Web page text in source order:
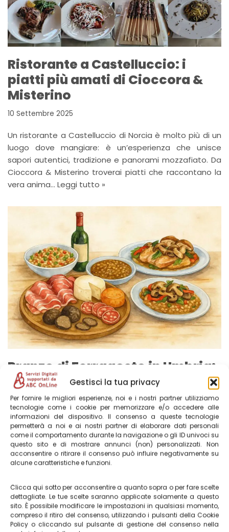
Gestisci la tua privacy
Per fornire le migliori esperienze, noi e i nostri partner utilizziamo
tecnologie come i cookie per memorizzare e/o accedere alle
informazioni del dispositivo. Il consenso a queste tecnologie
permetterà a noi e ai nostri partner di elaborare dati personali
come il comportamento durante la navigazione o gli ID univoci su
questo sito e di mostrare annunci (non) personalizzati. Non
acconsentire o ritirare il consenso può influire negativamente su
alcune caratteristiche e funzioni.
Clicca qui sotto per acconsentire a quanto sopra o per fare scelte
dettagliate. Le tue scelte saranno applicate solamente a questo
sito. È possibile modificare le impostazioni in qualsiasi momento,
compreso il ritiro del consenso, utilizzando i pulsanti della Cookie
Policy o cliccando sul pulsante di gestione del consenso nella
Ristorante a Castelluccio: i
piatti più amati di Cioccora &
Misterino
10 Settembre 2025
Un ristorante a Castelluccio di Norcia è molto più di un
luogo dove mangiare: è un’esperienza che unisce
sapori autentici, tradizione e panorami mozzafiato. Da
Cioccora & Misterino troverai piatti che raccontano la
vera anima… Leggi tutto »
Pranzo di Ferragosto in Umbria:
Tradizione, Gusto e Natura a
Castelluccio di Norcia
8 Agosto 2025
Stai leggendo una news del 2025, dai uno sguardo alle
info sul RISTORANTE con il menù sempre aggiornato qui
Pranzo di Ferragosto in Umbria: Gusto e Natura a
per…Leggi tutto »